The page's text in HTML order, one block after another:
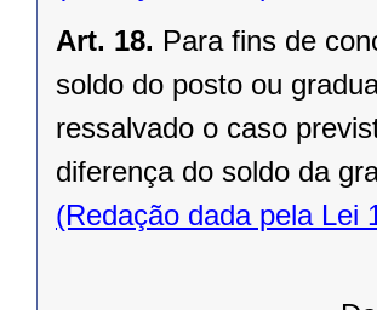
Art. 18. Para fins de
soldo do posto ou
ressalvado o caso
diferença do soldo da
(Redação dada pela Lei